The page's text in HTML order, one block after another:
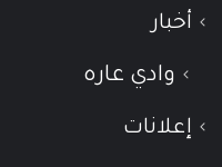
أخبار
وادي عاره
إعلانات